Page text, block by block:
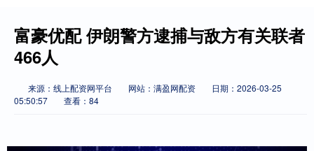
富豪优配 伊朗警方逮捕与敌方有关联者
466人
来源：线上配资网平台 网站：满盈网配资
日期：2026-03-25
05:50:57
查看：84